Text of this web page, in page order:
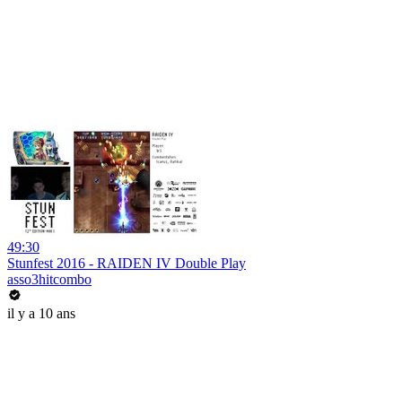
49:30
Stunfest 2016 - RAIDEN IV Double Play
asso3hitcombo
il y a 10 ans